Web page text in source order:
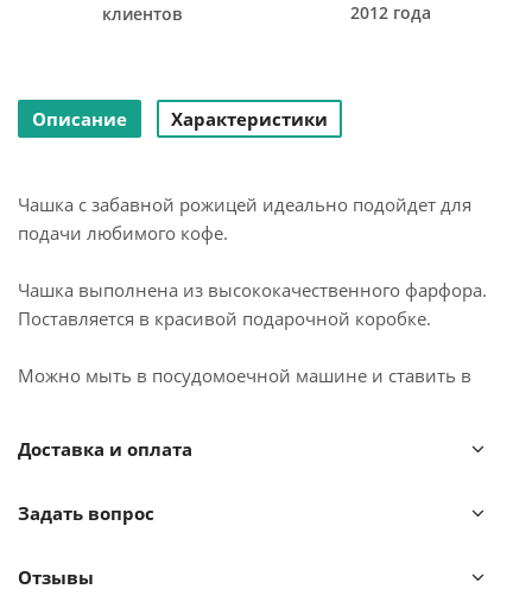
клиентов
2012 года
Описание Характеристики
Чашка с забавной рожицей идеально подойдет для
подачи любимого кофе.
Чашка выполнена из высококачественного фарфора.
Поставляется в красивой подарочной коробке.
Можно мыть в посудомоечной машине и ставить в
Доставка и оплата
Задать вопрос
Отзывы